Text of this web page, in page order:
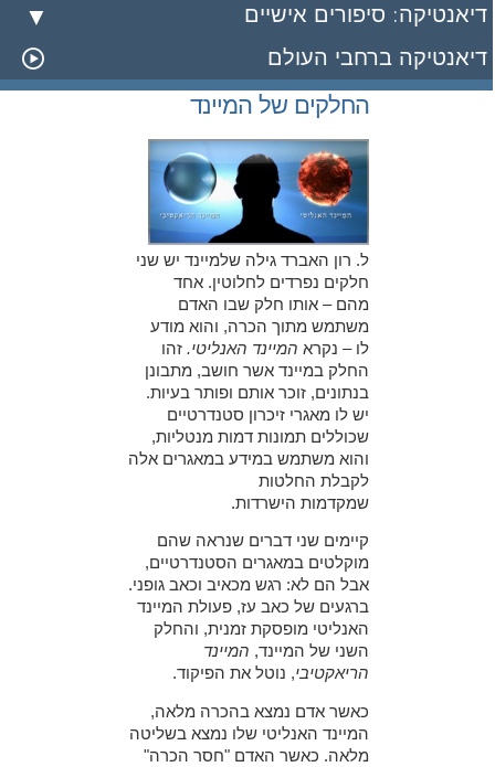
דיאנטיקה: סיפורים אישיים
דיאנטיקה ברחבי העולם
החלקים של המיינד
ל. רון האברד גילה שלמיינד יש שני
חלקים נפרדים לחלוטין. אחד
מהם – אותו חלק שבו האדם
משתמש מתוך הכרה, והוא מודע
לו – נקרא המיינד האנליטי. זהו
החלק במיינד אשר חושב, מתבונן
בנתונים, זוכר אותם ופותר בעיות.
יש לו מאגרי זיכרון סטנדרטיים
שכוללים תמונות דמות מנטליות,
והוא משתמש במידע במאגרים אלה
לקבלת החלטות
שמקדמות הישרדות.
קיימים שני דברים שנראה שהם
מוקלטים במאגרים הסטנדרטיים,
אבל הם לא: רגש מכאיב וכאב גופני.
ברגעים של כאב עז, פעולת המיינד
האנליטי מופסקת זמנית, והחלק
השני של המיינד, המיינד
הריאקטיבי, נוטל את הפיקוד.
כאשר אדם נמצא בהכרה מלאה,
המיינד האנליטי שלו נמצא בשליטה
מלאה. כאשר האדם "חסר הכרה"